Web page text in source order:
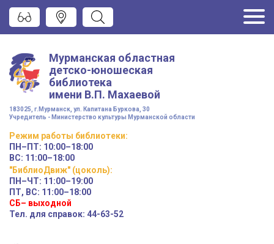
Мурманская областная
детско-юношеская
библиотека
имени В.П. Махаевой
183025, г.Мурманск, ул. Капитана Буркова, 30
Учредитель - Министерство культуры Мурманской области
Режим работы библиотеки:
ПН–ПТ: 10:00–18:00
ВС: 11:00–18:00
"БиблиоДвиж" (цоколь):
ПН–ЧТ: 11:00–19:00
ПТ, ВС: 11:00–18:00
СБ– выходной
Тел. для справок: 44-63-52